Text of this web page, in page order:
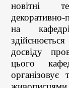
новітні
на
досвіду
цього
організовує